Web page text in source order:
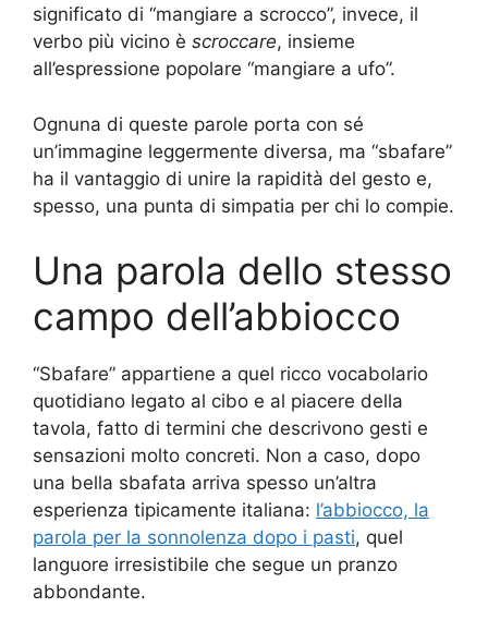
significato di “mangiare a scrocco”, invece, il
verbo più vicino è scroccare, insieme
all’espressione popolare “mangiare a ufo”.
Ognuna di queste parole porta con sé
un’immagine leggermente diversa, ma “sbafare”
ha il vantaggio di unire la rapidità del gesto e,
spesso, una punta di simpatia per chi lo compie.
Una parola dello stesso
campo dell’abbiocco
“Sbafare” appartiene a quel ricco vocabolario
quotidiano legato al cibo e al piacere della
tavola, fatto di termini che descrivono gesti e
sensazioni molto concreti. Non a caso, dopo
una bella sbafata arriva spesso un’altra
esperienza tipicamente italiana: l’abbiocco, la
parola per la sonnolenza dopo i pasti, quel
languore irresistibile che segue un pranzo
abbondante.